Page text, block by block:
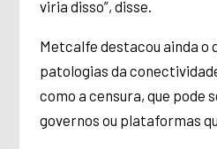
viria disso”, disse.
Metcalfe destacou ainda o
patologias da
como a censura, que pode
governos ou plataformas